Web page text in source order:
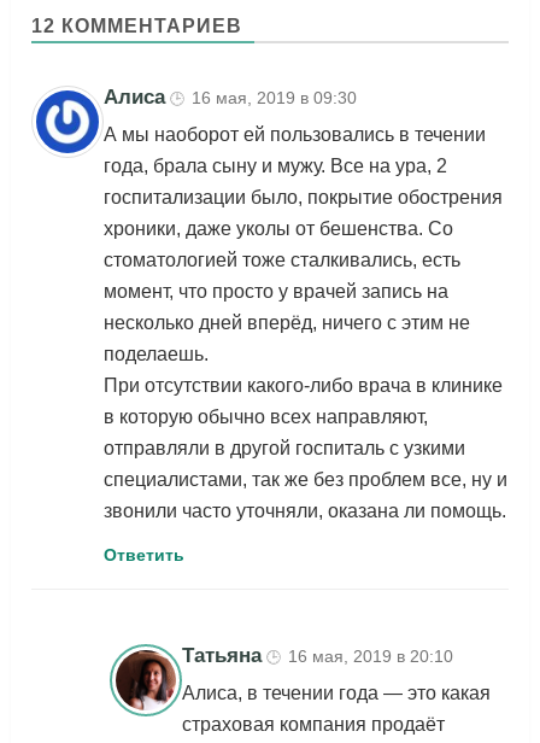
12 КОММЕНТАРИЕВ
Алиса 🕒 16 мая, 2019 в 09:30
А мы наоборот ей пользовались в течении
года, брала сыну и мужу. Все на ура, 2
госпитализации было, покрытие обострения
хроники, даже уколы от бешенства. Со
стоматологией тоже сталкивались, есть
момент, что просто у врачей запись на
несколько дней вперёд, ничего с этим не
поделаешь.
При отсутствии какого-либо врача в клинике
в которую обычно всех направляют,
отправляли в другой госпиталь с узкими
специалистами, так же без проблем все, ну и
звонили часто уточняли, оказана ли помощь.
Ответить
Татьяна 🕒 16 мая, 2019 в 20:10
Алиса, в течении года — это какая
страховая компания продаёт